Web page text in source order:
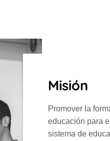
Misión
Promover la
educación para
sistema de